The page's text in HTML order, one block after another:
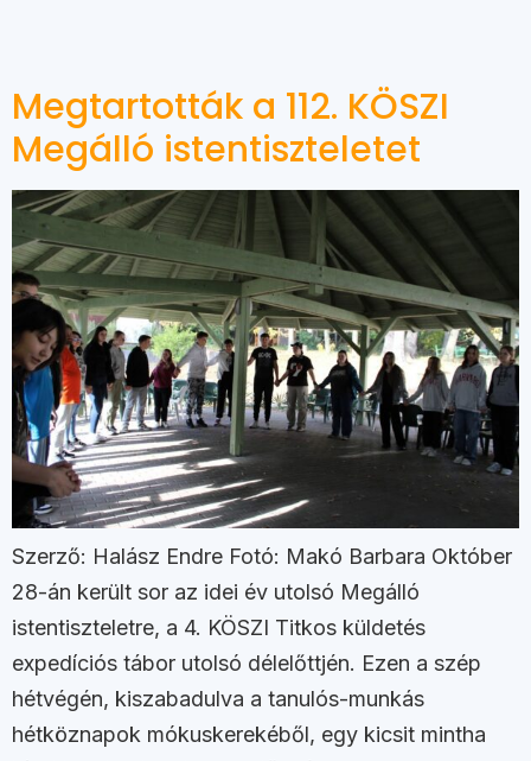
Megtartották a 112. KÖSZI
Megálló istentiszteletet
Szerző: Halász Endre Fotó: Makó Barbara Október
28-án került sor az idei év utolsó Megálló
istentiszteletre, a 4. KÖSZI Titkos küldetés
expedíciós tábor utolsó délelőttjén. Ezen a szép
hétvégén, kiszabadulva a tanulós-munkás
hétköznapok mókuskerekéből, egy kicsit mintha